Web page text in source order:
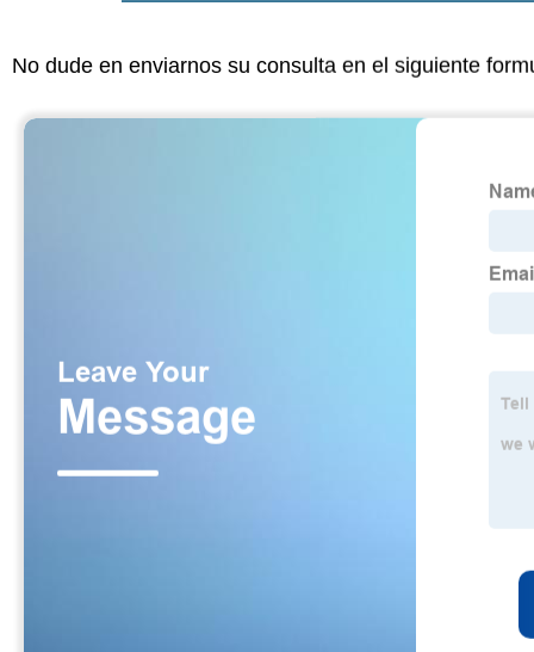
No dude en enviarnos su consulta en el siguiente